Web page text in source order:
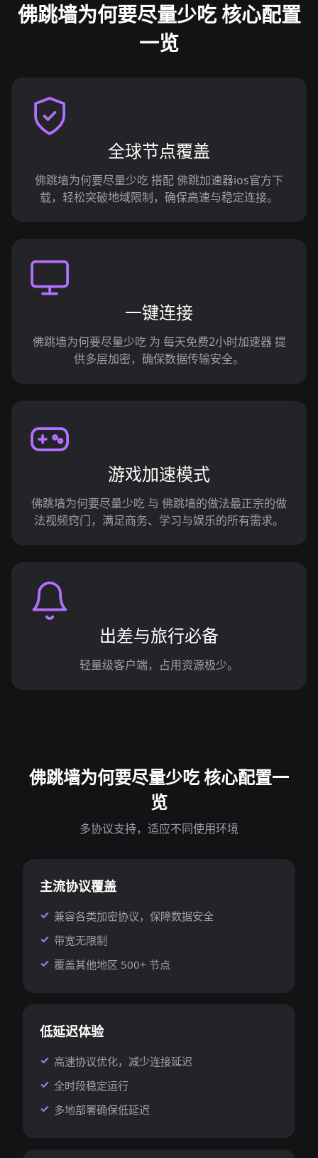
佛跳墙为何要尽量少吃 核心配置
一览
全球节点覆盖
佛跳墙为何要尽量少吃 搭配 佛跳加速器ios官方下
载，轻松突破地域限制，确保高速与稳定连接。
一键连接
佛跳墙为何要尽量少吃 为 每天免费2小时加速器 提
供多层加密，确保数据传输安全。
游戏加速模式
佛跳墙为何要尽量少吃 与 佛跳墙的做法最正宗的做
法视频窍门，满足商务、学习与娱乐的所有需求。
出差与旅行必备
轻量级客户端，占用资源极少。
佛跳墙为何要尽量少吃 核心配置一
览
多协议支持，适应不同使用环境
主流协议覆盖
兼容各类加密协议，保障数据安全
带宽无限制
覆盖其他地区 500+ 节点
低延迟体验
高速协议优化，减少连接延迟
全时段稳定运行
多地部署确保低延迟